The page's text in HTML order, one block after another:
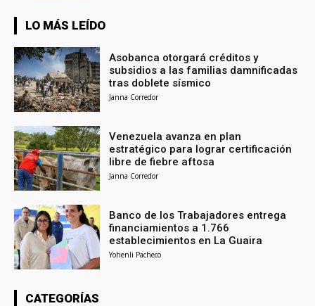
LO MÁS LEÍDO
Asobanca otorgará créditos y
subsidios a las familias damnificadas
tras doblete sísmico
Janna Corredor
Venezuela avanza en plan
estratégico para lograr certificación
libre de fiebre aftosa
Janna Corredor
Banco de los Trabajadores entrega
financiamientos a 1.766
establecimientos en La Guaira
Yohenli Pacheco
CATEGORÍAS